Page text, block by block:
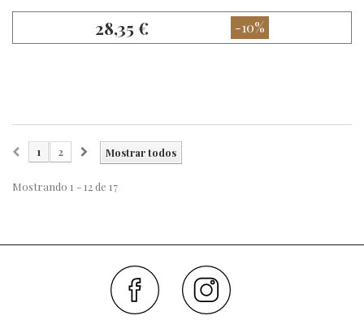
28,35 € -10%
Mostrar todos
1 2
Mostrando 1 - 12 de 17